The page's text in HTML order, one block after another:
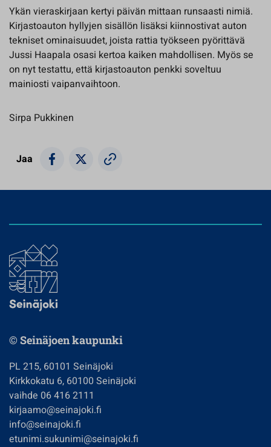
Ykän vieraskirjaan kertyi päivän mittaan runsaasti nimiä.
Kirjastoauton hyllyjen sisällön lisäksi kiinnostivat auton
tekniset ominaisuudet, joista rattia työkseen pyörittävä
Jussi Haapala osasi kertoa kaiken mahdollisen. Myös se
on nyt testattu, että kirjastoauton penkki soveltuu
mainiosti vaipanvaihtoon.
Sirpa Pukkinen
Jaa
© Seinäjoen kaupunki
PL 215, 60101 Seinäjoki
Kirkkokatu 6, 60100 Seinäjoki
vaihde 06 416 2111
kirjaamo@seinajoki.fi
info@seinajoki.fi
etunimi.sukunimi@seinajoki.fi